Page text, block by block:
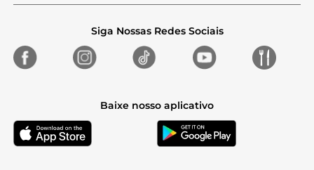
Siga Nossas Redes Sociais
Baixe nosso aplicativo